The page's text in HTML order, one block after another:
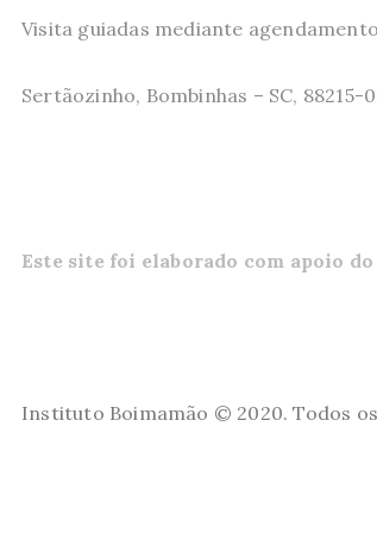
Visita guiadas mediante agendamento
Sertãozinho, Bombinhas – SC, 88215-
Este site foi elaborado com apoio
Instituto Boimamão © 2020. Todos